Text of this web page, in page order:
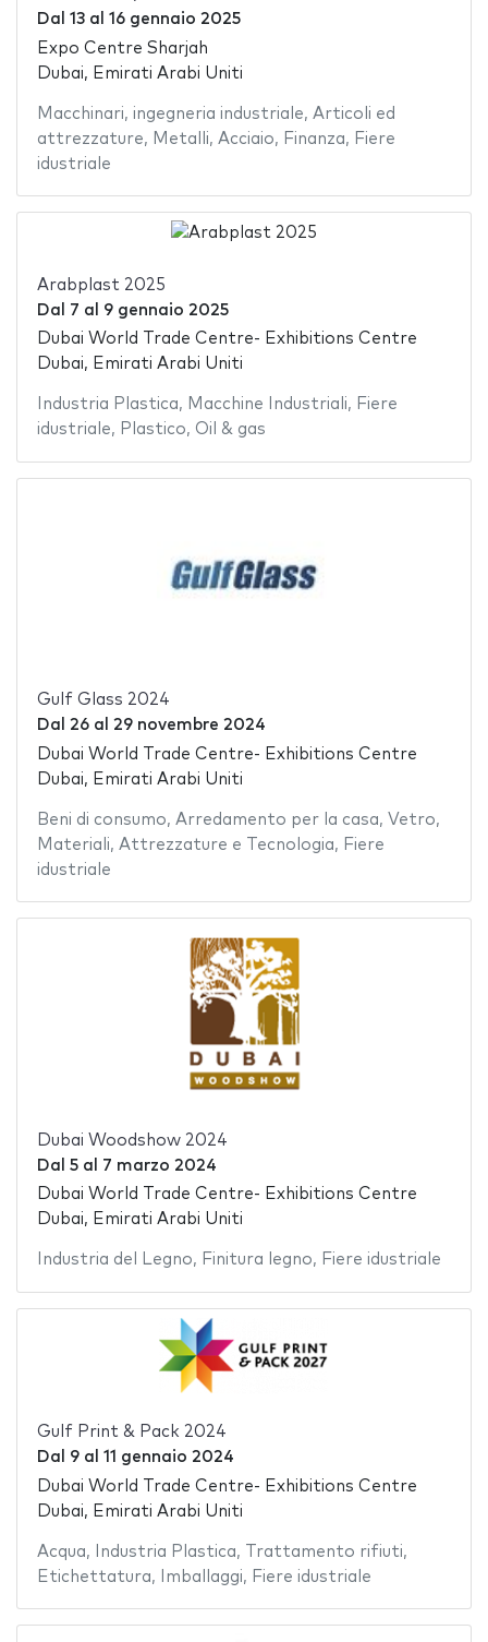
Dal 13al 16 gennaio 2025
Expo Centre Sharjah
Dubai, Emirati Arabi Uniti
Macchinari, ingegneria industriale, Articoli ed
attrezzature, Metalli, Acciaio, Finanza, Fiere
idustriale
Arabplast 2025
Dal 7 al 9 gennaio 2025
Dubai World Trade Centre- Exhibitions Centre
Dubai, Emirati Arabi Uniti
Industria Plastica, Macchine Industriali, Fiere
idustriale, Plastico, Oil & gas
Gulf Glass 2024
Dal 26al 29 novembre 2024
Dubai World Trade Centre- Exhibitions Centre
Dubai, Emirati Arabi Uniti
Beni di consumo, Arredamento per la casa, Vetro,
Materiali, Attrezzature e Tecnologia, Fiere
idustriale
Dubai Woodshow 2024
Dal 5al 7 marzo 2024
Dubai World Trade Centre- Exhibitions Centre
Dubai, Emirati Arabi Uniti
Industria del Legno, Finitura legno, Fiere idustriale
Gulf Print & Pack 2024
Dal 9al 11 gennaio 2024
Dubai World Trade Centre- Exhibitions Centre
Dubai, Emirati Arabi Uniti
Acqua, Industria Plastica, Trattamento rifiuti,
Etichettatura, Imballaggi, Fiere idustriale